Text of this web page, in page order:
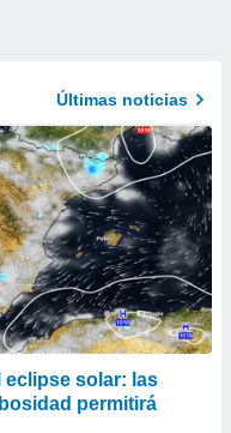
Últimas noticias
eclipse solar: las
permitirá